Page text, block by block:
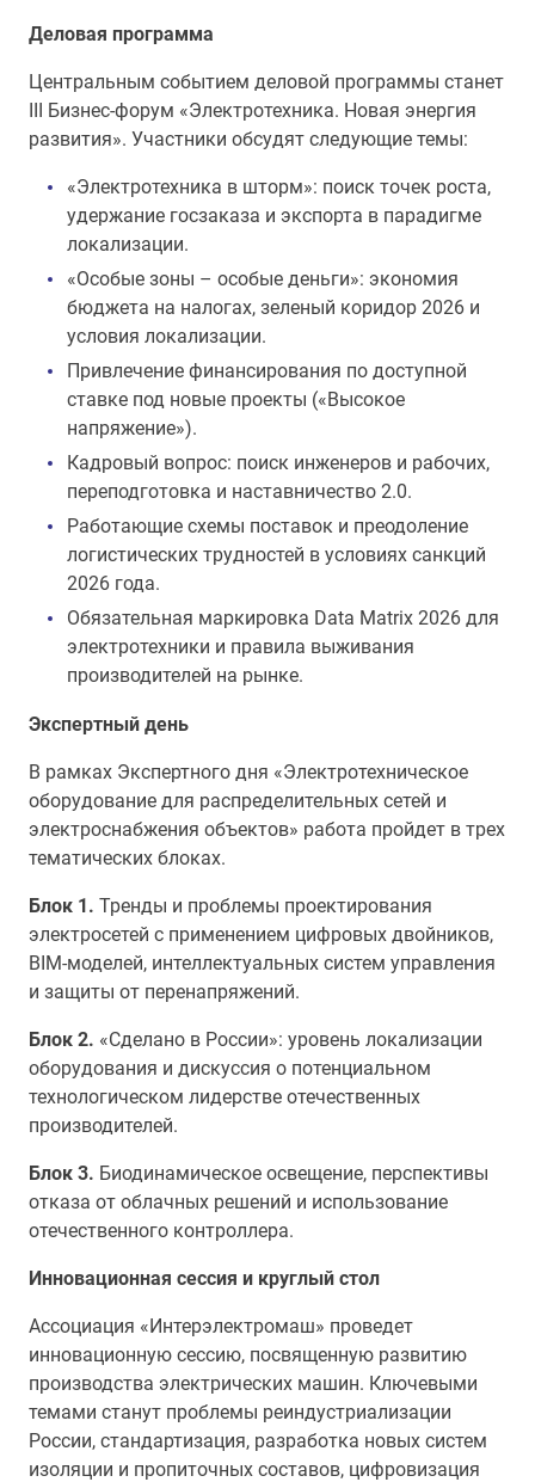
Деловая программа
Центральным событием деловой программы станет
III Бизнес-форум «Электротехника. Новая энергия
развития». Участники обсудят следующие темы:
«Электротехника в шторм»: поиск точек роста,
удержание госзаказа и экспорта в парадигме
локализации.
«Особые зоны – особые деньги»: экономия
бюджета на налогах, зеленый коридор 2026 и
условия локализации.
Привлечение финансирования по доступной
ставке под новые проекты («Высокое
напряжение»).
Кадровый вопрос: поиск инженеров и рабочих,
переподготовка и наставничество 2.0.
Работающие схемы поставок и преодоление
логистических трудностей в условиях санкций
2026 года.
Обязательная маркировка Data Matrix 2026 для
электротехники и правила выживания
производителей на рынке.
Экспертный день
В рамках Экспертного дня «Электротехническое
оборудование для распределительных сетей и
электроснабжения объектов» работа пройдет в трех
тематических блоках.
Блок 1. Тренды и проблемы проектирования
электросетей с применением цифровых двойников,
BIM-моделей, интеллектуальных систем управления
и защиты от перенапряжений.
Блок 2. «Сделано в России»: уровень локализации
оборудования и дискуссия о потенциальном
технологическом лидерстве отечественных
производителей.
Блок 3. Биодинамическое освещение, перспективы
отказа от облачных решений и использование
отечественного контроллера.
Инновационная сессия и круглый стол
Ассоциация «Интерэлектромаш» проведет
инновационную сессию, посвященную развитию
производства электрических машин. Ключевыми
темами станут проблемы реиндустриализации
России, стандартизация, разработка новых систем
изоляции и пропиточных составов, цифровизация